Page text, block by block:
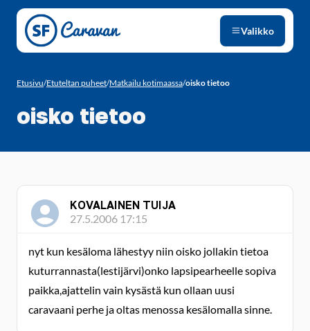
Siirry sivun sisältöön
Valikko
Etusivu/Etuteltan puheet/Matkailu kotimaassa/oisko tietoo
oisko tietoo
KOVALAINEN TUIJA
27.5.2006 17:15
nyt kun kesäloma lähestyy niin oisko jollakin tietoa
kuturrannasta(lestijärvi)onko lapsipearheelle sopiva
paikka,ajattelin vain kysästä kun ollaan uusi
caravaani perhe ja oltas menossa kesälomalla sinne.